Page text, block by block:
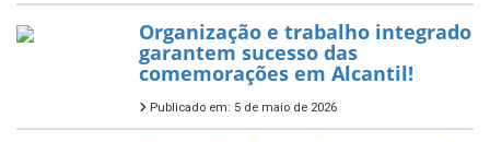
Organização e trabalho integrado
garantem sucesso das
comemorações em Alcantil!
Publicado em: 5 de maio de 2026